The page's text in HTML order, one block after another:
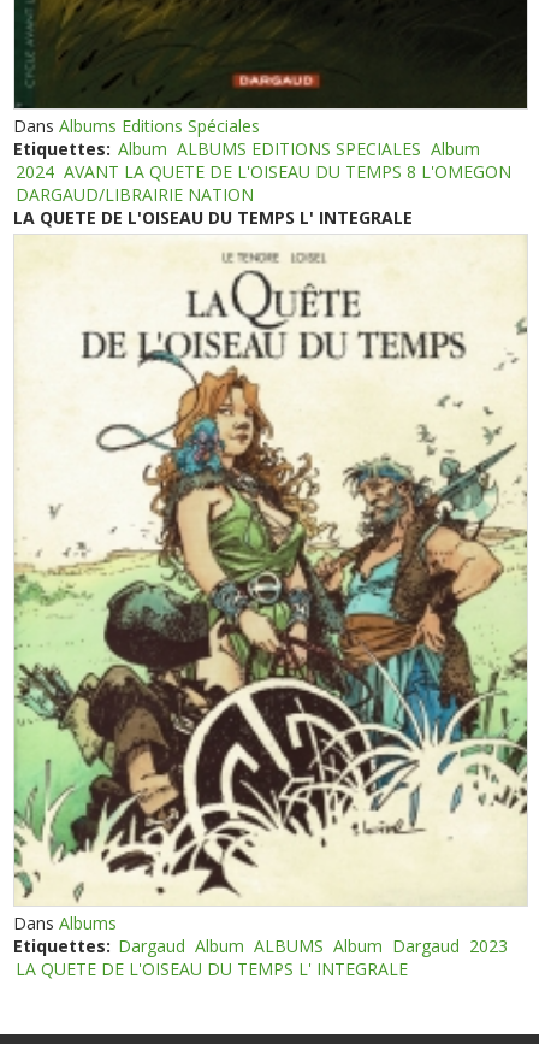
DansAlbums Editions Spéciales
Etiquettes: Album ALBUMS EDITIONS SPECIALES Album
2024 AVANT LA QUETE DE L'OISEAU DU TEMPS 8 L'OMEGON
DARGAUD/LIBRAIRIE NATION
LA QUETE DE L'OISEAU DU TEMPS L' INTEGRALE
DansAlbums
Etiquettes: Dargaud Album ALBUMS Album Dargaud 2023
LA QUETE DE L'OISEAU DU TEMPS L' INTEGRALE